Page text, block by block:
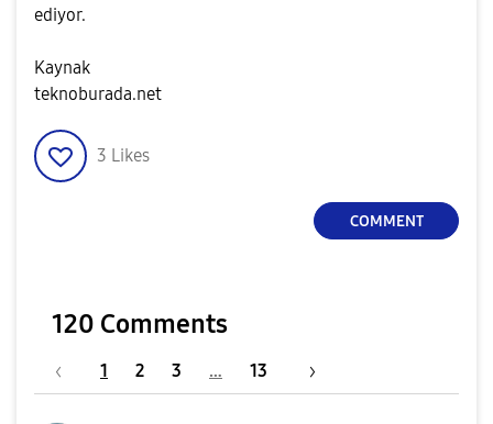
ediyor.
Kaynak
teknoburada.net
3 Likes
COMMENT
120 Comments
1 2 3 … 13